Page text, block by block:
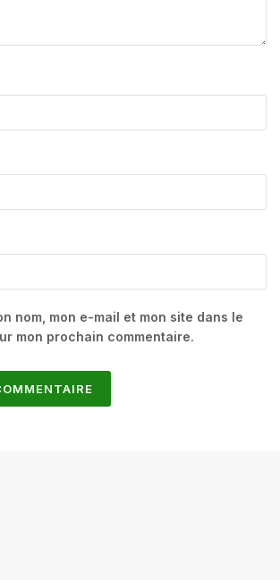
nom, mon e-mail et mon site dans le
mon prochain commentaire.